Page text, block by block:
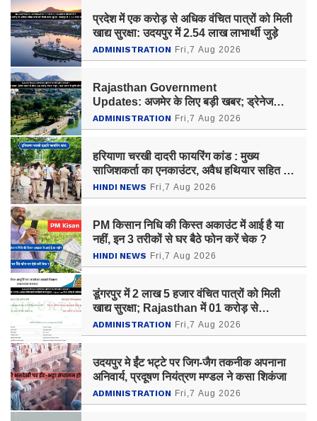
प्रदेश में एक करोड़ से अधिक वंचित पात्रों को मिली
खाद्य सुरक्षा: उदयपुर में 2.54 लाख लाभार्थी जुड़े
ADMINISTRATION Fri,7 Aug 2026
Rajasthan Government
Updates: अजमेर के लिए बड़ी खबर; ड्रेनेज
प्लान के लिए 150 करोड़ रूपए मंजूर
ADMINISTRATION Fri,7 Aug 2026
हरियाणा चरखी दादरी फायरिंग कांड : मुख्य
साजिशकर्ता का एनकाउंटर, अवैध हथियार सहित दो
अन्य आरोपी गिरफ्तार
HINDI NEWS Fri,7 Aug 2026
PM किसान निधि की किस्त अकाउंट में आई है या
नहीं, इन 3 तरीकों से घर बैठे फोन करें चेक ?
HINDI NEWS Fri,7 Aug 2026
डूंगरपुर में 2 लाख 5 हजार वंचित पात्रों को मिली
खाद्य सुरक्षा; Rajasthan में 01 करोड़ से
अधिकको लाभ
ADMINISTRATION Fri,7 Aug 2026
उदयपुर मे ईंट भट्टे पर जिग-जैग तकनीक अपनाना
अनिवार्य, प्रदूषण नियंत्रण मण्डल ने कसा शिकंजा
ADMINISTRATION Fri,7 Aug 2026